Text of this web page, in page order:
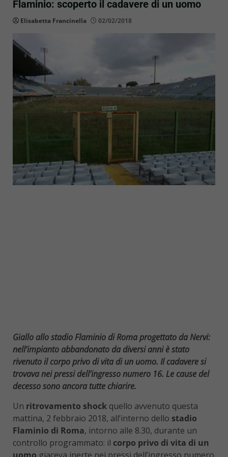
Flaminio: scoperto il cadavere di un uomo
Elisabetta Francinella 02/02/2018
Giallo allo stadio Flaminio di Roma progettato da Nervi:
nell’impianto abbandonato da diversi anni è stato
rivenuto il corpo privo di vita di un uomo. Il cadavere si
trovava nei pressi dell’ingresso numero 16. Le cause del
decesso sono ancora tutte chiarire.
Un ritrovamento shock quello avvenuto questa
mattina, 2 febbraio 2018, all’interno dello stadio
Flaminio di Roma, intorno alle 8.30, durante un
controllo programmato: il corpo privo di vita di un